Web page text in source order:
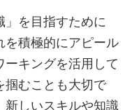
を目指すために
を積極的にアピール
キングを活用して
掴むことも大切で
新しいスキルや知識